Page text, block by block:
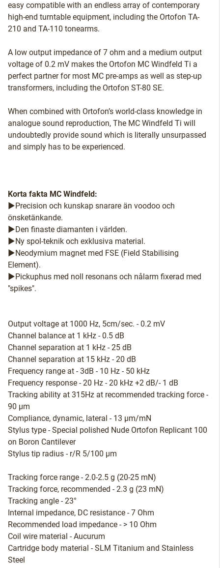
easy compatible with an endless array of contemporary
high-end turntable equipment, including the Ortofon TA-
210 and TA-110 tonearms.
A low output impedance of 7 ohm and a medium output
voltage of 0.2 mV makes the Ortofon MC Windfeld Ti a
perfect partner for most MC pre-amps as well as step-up
transformers, including the Ortofon ST-80 SE.
When combined with Ortofon’s world-class knowledge in
analogue sound reproduction, The MC Windfeld Ti will
undoubtedly provide sound which is literally unsurpassed
and simply has to be experienced.
Korta fakta MC Windfeld:
►Precision och kunskap snarare än voodoo och
önsketänkande.
►Den finaste diamanten i världen.
►Ny spol-teknik och exklusiva material.
►Neodymium magnet med FSE (Field Stabilising
Element).
►Pickuphus med noll resonans och nålarm fixerad med
"spikes".
Output voltage at 1000 Hz, 5cm/sec. - 0.2 mV
Channel balance at 1 kHz - 0.5 dB
Channel separation at 1 kHz - 25 dB
Channel separation at 15 kHz - 20 dB
Frequency range at - 3dB - 10 Hz - 50 kHz
Frequency response - 20 Hz - 20 kHz +2 dB/- 1 dB
Tracking ability at 315Hz at recommended tracking force -
90 µm
Compliance, dynamic, lateral - 13 µm/mN
Stylus type - Special polished Nude Ortofon Replicant 100
on Boron Cantilever
Stylus tip radius - r/R 5/100 µm
Tracking force range - 2.0-2.5 g (20-25 mN)
Tracking force, recommended - 2.3 g (23 mN)
Tracking angle - 23°
Internal impedance, DC resistance - 7 Ohm
Recommended load impedance - > 10 Ohm
Coil wire material - Aucurum
Cartridge body material - SLM Titanium and Stainless
Steel